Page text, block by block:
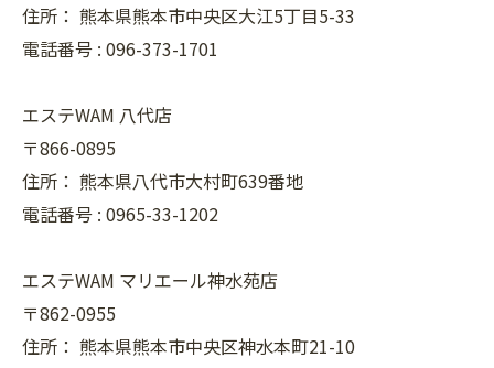
住所： 熊本県熊本市中央区大江5丁目5-33
電話番号 : 096-373-1701
エステWAM 八代店
〒866-0895
住所： 熊本県八代市大村町639番地
電話番号 : 0965-33-1202
エステWAM マリエール神水苑店
〒862-0955
住所： 熊本県熊本市中央区神水本町21-10